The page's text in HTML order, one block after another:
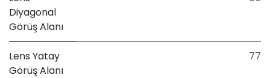
Diyagonal
Görüş Alanı
Lens Yatay
Görüş Alanı
77